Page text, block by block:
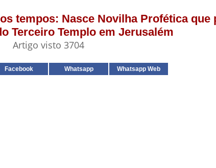
tempos: Nasce Novilha Profética que
Terceiro Templo em Jerusalém
Artigo visto 3704
Facebook Whatsapp Whatsapp Web